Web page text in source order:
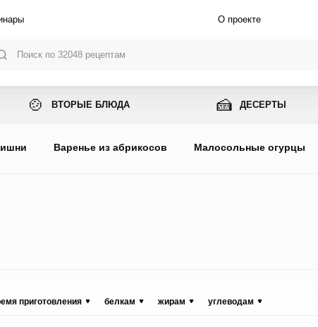
О проекте
🍲 ВТОРЫЕ БЛЮДА 🍰 ДЕСЕРТЫ
Варенье из абрикосов Малосольные огурцы
приготовления белкам жирам углеводам